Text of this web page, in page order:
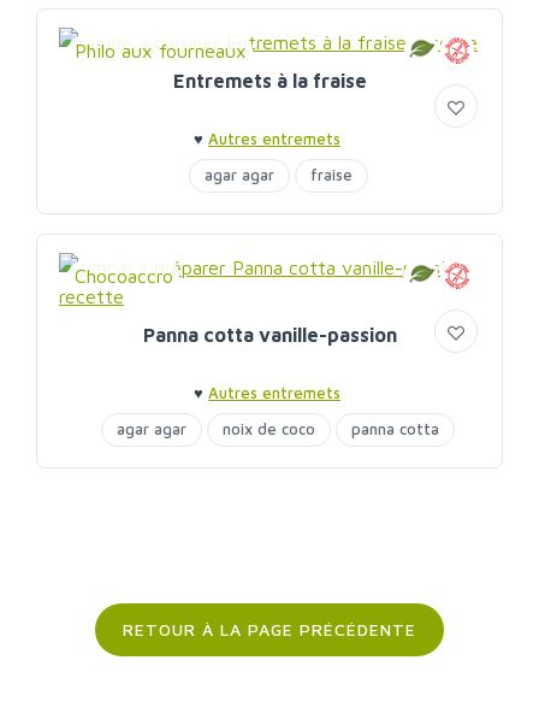
Philo aux fourneaux
Entremets à la fraise
♥ Autres entremets
agar agar
fraise
Chocoaccro
Panna cotta vanille-passion
♥ Autres entremets
agar agar
noix de coco panna cotta
RETOUR À LA PAGE PRÉCÉDENTE